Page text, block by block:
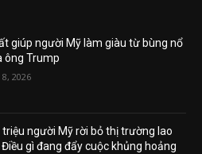
giúp người Mỹ làm giàu từ bùng nổ
ông Trump
2026
triệu người Mỹ rời bỏ thị trường lao
gì đang đẩy cuộc khủng hoảng